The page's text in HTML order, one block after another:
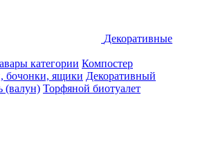
Декоративные
категории Компостер
бочонки, ящики Декоративный
(валун) Торфяной биотуалет